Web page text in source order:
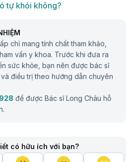
tự khỏi không?
chỉ mang tính chất tham khảo,
vấn y khoa. Trước khi đưa ra
sức khỏe, bạn nên được bác sĩ
điều trị theo hướng dẫn chuyên
để được Bác sĩ Long Châu hỗ
có hữu ích với bạn?